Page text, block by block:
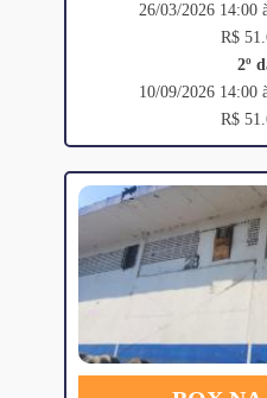
26/03/2026 14:00
R$
2º
10/09/2026 14:00
R$